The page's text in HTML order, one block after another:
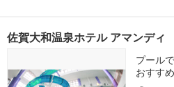
佐賀大和温泉ホテル アマンディ
プール
おすすめ